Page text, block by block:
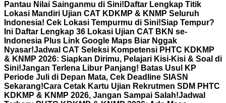
Pantau Nilai Sainganmu di Sini! Daftar Lengkap Titik
Lokasi Mandiri Ujian CAT KDKMP & KNMP Seluruh
Indonesia! Cek Lokasi Tempurmu di Sini!Siap Tempur?
Ini Daftar Lengkap 36 Lokasi Ujian CAT BKN se-
Indonesia Plus Link Google Maps Biar Nggak
Nyasar!Jadwal CAT Seleksi Kompetensi PHTC KDKMP
& KNMP 2026: Siapkan Dirimu, Pelajari Kisi-Kisi & Soal di
Sini!Jangan Terlena Libur Panjang! Batas Usul KP
Periode Juli di Depan Mata, Cek Deadline SIASN
Sekarang!Cara Cetak Kartu Ujian Rekrutmen SDM PHTC
KDKMP & KNMP 2026, Jangan Sampai Salah!Jadwal